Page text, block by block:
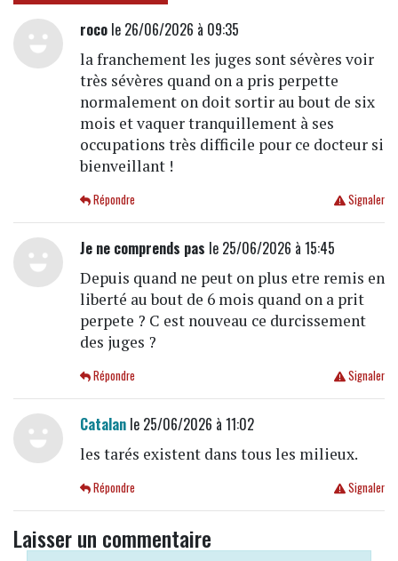
rocole 26/06/2026 à 09:35
la franchement les juges sont sévères voir
très sévères quand on a pris perpette
normalement on doit sortir au bout de six
mois et vaquer tranquillement à ses
occupations très difficile pour ce docteur si
bienveillant !
Signaler
Répondre
Je ne comprends pas le 25/06/2026 à 15:45
Depuis quand ne peut on plus etre remis en
liberté au bout de 6 mois quand on a prit
perpete ? C est nouveau ce durcissement
des juges ?
Signaler
Répondre
Catalanle 25/06/2026 à 11:02
les tarés existent dans tous les milieux.
Signaler
Répondre
Laisser un commentaire